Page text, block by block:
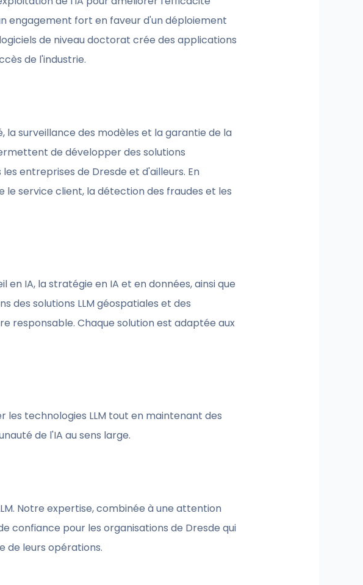
engagement fort en faveur d'un déploiement
de niveau doctorat crée des applications
de l'industrie.
la surveillance des modèles et la garantie de la
de développer des solutions
entreprises de Dresde et d'ailleurs. En
le service client, la détection des fraudes et les
IA, la stratégie en IA et en données, ainsi que
des solutions LLM géospatiales et des
responsable. Chaque solution est adaptée aux
technologies LLM tout en maintenant des
de l'IA au sens large.
Notre expertise, combinée à une attention
confiance pour les organisations de Dresde qui
de leurs opérations.